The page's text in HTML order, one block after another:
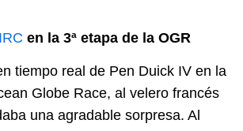
IRC en la 3ª etapa de la OGR
tiempo real de Pen Duick IV en la
Globe Race, al velero francés
una agradable sorpresa. Al